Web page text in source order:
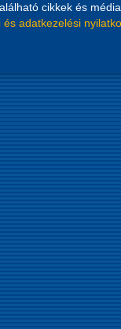
cikkek és
és adatkezelési